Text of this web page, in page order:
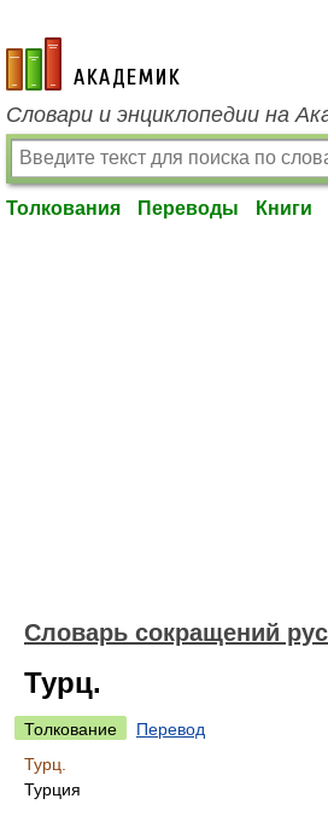
academic.ru
Словари и энциклопедии на
Толкования Переводы Книги
Словарь сокращений
Турц.
Толкование
Перевод
Турц.
Турция